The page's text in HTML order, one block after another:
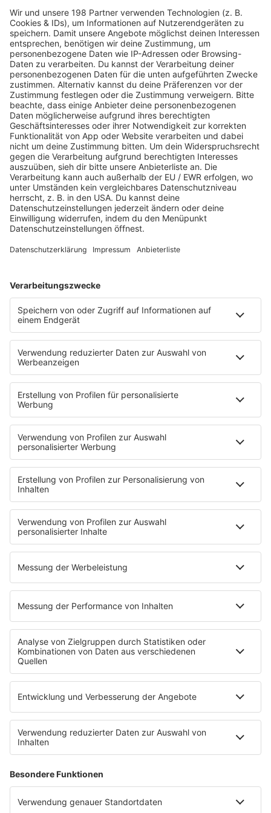
Welches ist dein Wunschkonzert?
Eaglesin Las Vegas (USA) 28. März 2026 · The Sphere
Wenn das kein Hammerkonzert ist, wissen wir auch
nicht...
Arena der Rocklegenden
HOME
SERVICE
Kontakt
Newsletter
Über ROCK FM
Jobs & Praktika
Pressekontakt
Presse & Downloads
Verkehr
Wetter
EMPFANG
Übersicht
ROCK FM App
Partner
radio.de
Phonostar
REGENBOGEN 2
WERBUNG
Leistungen und Produkte
Mediadaten und Preisliste
Ansprechpartner
RECHTLICHES
Impressum
Datenschutzeinstellungen
Datenverarbeitung bei Gewinnspielen
Teilnahmebedingungen